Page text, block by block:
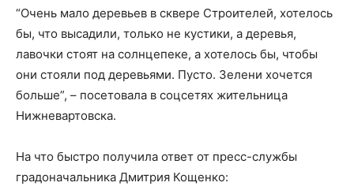
“Очень мало деревьев в сквере Строителей, хотелось
бы, что высадили, только не кустики, а деревья,
лавочки стоят на солнцепеке, а хотелось бы, чтобы
они стояли под деревьями. Пусто. Зелени хочется
больше”, – посетовала в соцсетях жительница
Нижневартовска.
На что быстро получила ответ от пресс-службы
градоначальника Дмитрия Кощенко: